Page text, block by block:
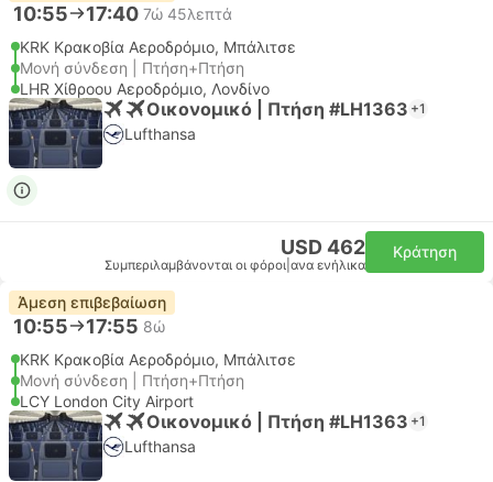
10:55 17:40 7ώ 45λεπτά
KRK Κρακοβία Αεροδρόμιο, Μπάλιτσε
Μονή σύνδεση | Πτήση+Πτήση
LHR Χίθροου Αεροδρόμιο, Λονδίνο
Οικονομικό | Πτήση #LH1363 +1
Lufthansa
USD 462
Συμπεριλαμβάνονται οι φόροι ανα ενήλικα
Κράτηση
Άμεση επιβεβαίωση
10:55 17:55 8ώ
KRK Κρακοβία Αεροδρόμιο, Μπάλιτσε
Μονή σύνδεση | Πτήση+Πτήση
LCY London City Airport
Οικονομικό | Πτήση #LH1363 +1
Lufthansa